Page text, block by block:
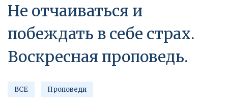
Не отчаиваться и
побеждать в себе страх.
Воскресная проповедь.
ВСЕ Проповеди